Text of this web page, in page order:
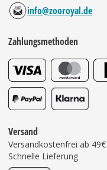
info@zooroyal.de
Zahlungsmethoden
Versand
Versandkostenfrei ab 49€
Schnelle Lieferung